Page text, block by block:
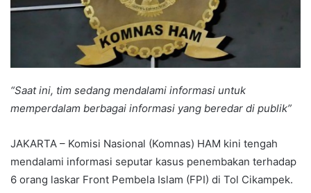
“Saat ini, tim sedang mendalami informasi untuk
memperdalam berbagai informasi yang beredar di publik”
JAKARTA – Komisi Nasional (Komnas) HAM kini tengah
mendalami informasi seputar kasus penembakan terhadap
6 orang laskar Front Pembela Islam (FPI) di Tol Cikampek.